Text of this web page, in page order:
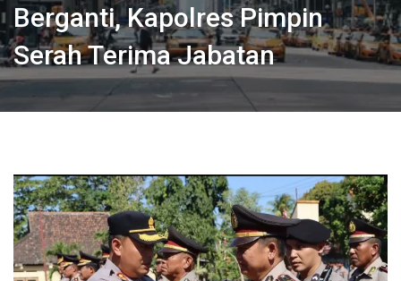
Berganti, Kapolres Pimpin
Serah Terima Jabatan